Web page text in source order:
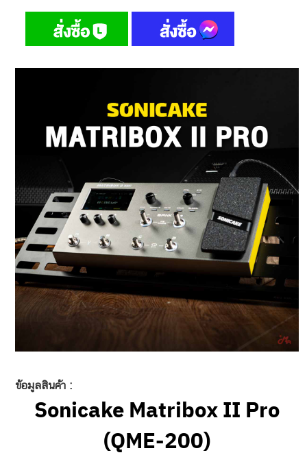
ข้อมูลสินค้า :
Sonicake Matribox II Pro
(QME-200)